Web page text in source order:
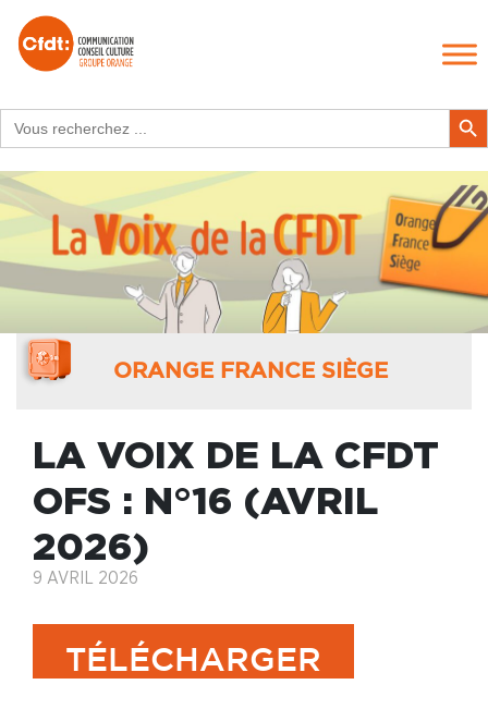
for:
Search
ORANGE FRANCE SIÈGE
LA VOIX DE LA CFDT
OFS : N°16 (AVRIL
2026)
9 AVRIL 2026
TÉLÉCHARGER